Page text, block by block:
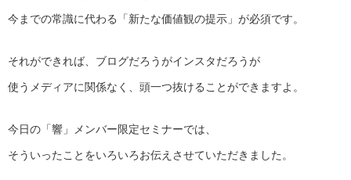
今までの常識に代わる「新たな価値観の提示」が必須です。
それができれば、ブログだろうがインスタだろうが
使うメディアに関係なく、頭一つ抜けることができますよ。
今日の「響」メンバー限定セミナーでは、
そういったことをいろいろお伝えさせていただきました。